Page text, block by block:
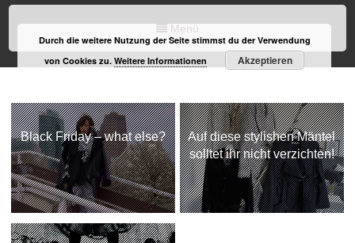
Menü
Black Friday – what else?
Auf diese stylishen Mäntel
solltet ihr nicht verzichten!
Durch die weitere Nutzung der Seite stimmst du der Verwendung
von Cookies zu.Weitere Informationen Akzeptieren